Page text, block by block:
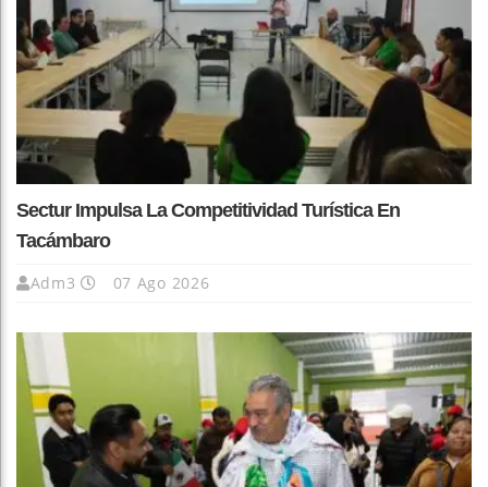
Sectur Impulsa La Competitividad Turística En
Tacámbaro
Adm3 07 Ago 2026